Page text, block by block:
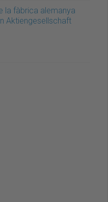
la fàbrica alemanya
Aktiengesellschaft